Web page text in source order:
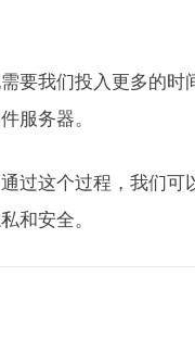
要我们投入更多的时
服务器。
过这个过程，我们可
和安全。